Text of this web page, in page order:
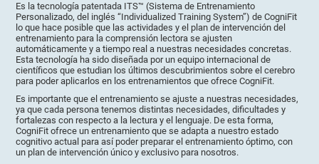
Es la tecnología patentada ITS™ (Sistema de Entrenamiento
Personalizado, del inglés “Individualized Training System”) de CogniFit
lo que hace posible que las actividades y el plan de intervención del
entrenamiento para la comprensión lectora se ajusten
automáticamente y a tiempo real a nuestras necesidades concretas.
Esta tecnología ha sido diseñada por un equipo internacional de
científicos que estudian los últimos descubrimientos sobre el cerebro
para poder aplicarlos en los entrenamientos que ofrece CogniFit.
Es importante que el entrenamiento se ajuste a nuestras necesidades,
ya que cada persona tenemos distintas necesidades, dificultades y
fortalezas con respecto a la lectura y el lenguaje. De esta forma,
CogniFit ofrece un entrenamiento que se adapta a nuestro estado
cognitivo actual para así poder preparar el entrenamiento óptimo, con
un plan de intervención único y exclusivo para nosotros.